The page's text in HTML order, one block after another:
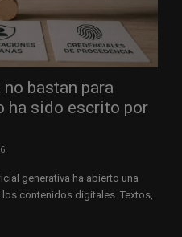
bastan para
ha sido escrito por
generativa ha abierto una
contenidos digitales. Textos,